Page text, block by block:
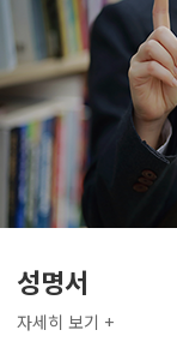
성명서
자세히 보기 +